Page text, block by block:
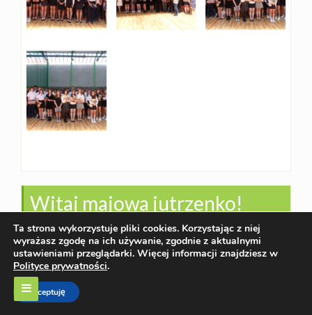
Witaj majowa jutrzenko!
Ta strona wykorzystuje pliki cookies. Korzystając z niej
wyrażasz zgodę na ich używanie, zgodnie z aktualnymi
ustawieniami przeglądarki. Więcej informacji znajdziesz w
Polityce prywatności.
Akceptuję